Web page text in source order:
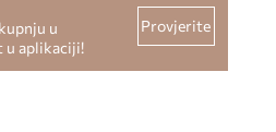
u
u aplikaciji!
Provjerite